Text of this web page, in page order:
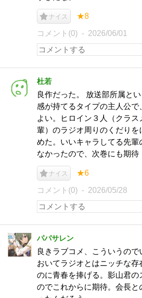
ナイス ★8
コメント(0) 2026/06/01
杜若
良作だった。 放送部所属と
感が持てるタイプの主人公で
よい。ヒロイン３人（クラ
輩）のラジオ周りのくだりを
めた。いいキャラしてる先輩
なかったので、次巻にも期待
ナイス ★6
コメント(0) 2026/05/28
パパサレン
良きラブコメ、こういうので
おいてラジオとはニッチな存
のに青春を捧げる。影山君の
のでこれからに期待。会長と